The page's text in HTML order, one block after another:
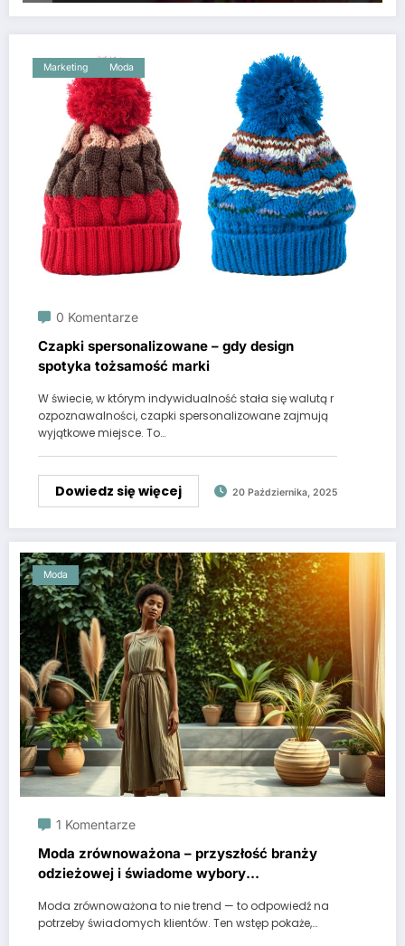
Marketing Moda
0 Komentarze
Czapki spersonalizowane – gdy design
spotyka tożsamość marki
W świecie, w którym indywidualność stała się walutą r
ozpoznawalności, czapki spersonalizowane zajmują
wyjątkowe miejsce. To…
Dowiedz się więcej 20 Października, 2025
Moda
1 Komentarze
Moda zrównoważona – przyszłość branży
odzieżowej i świadome wybory
Moda zrównoważona to nie trend — to odpowiedź na
potrzeby świadomych klientów. Ten wstęp pokaże,…